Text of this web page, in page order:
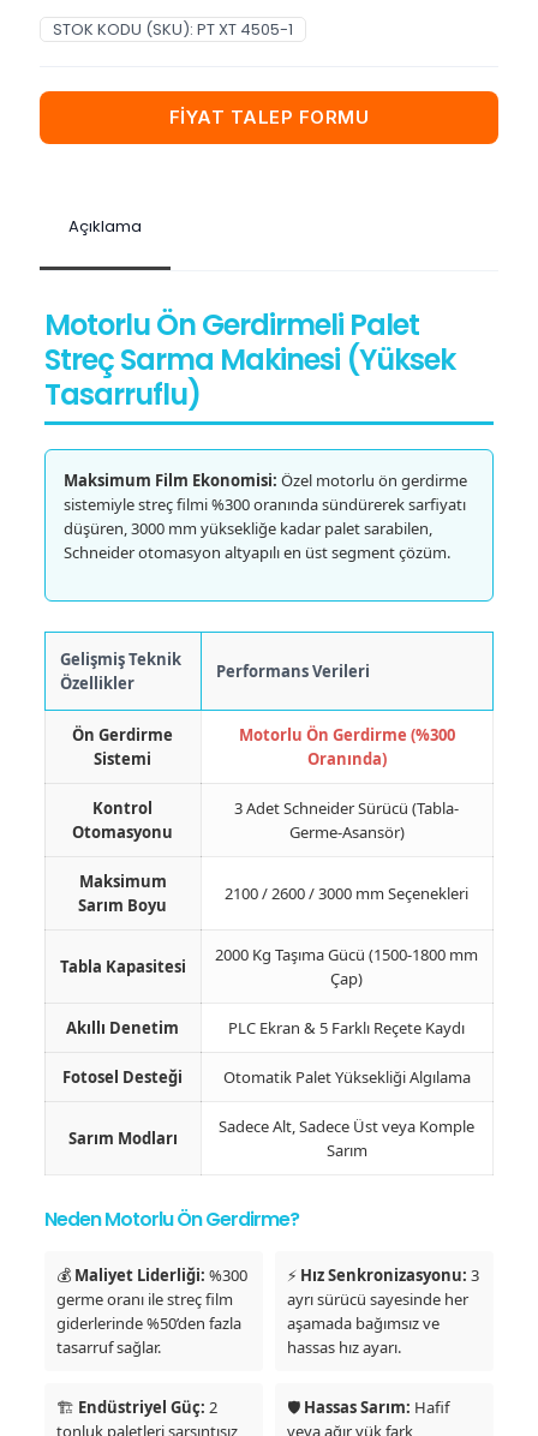
STOK KODU (SKU): PT XT 4505-1
FİYAT TALEP FORMU
Açıklama
Motorlu Ön Gerdirmeli Palet
Streç Sarma Makinesi (Yüksek
Tasarruflu)
Maksimum Film Ekonomisi: Özel motorlu ön gerdirme
sistemiyle streç filmi %300 oranında sündürerek sarfiyatı
düşüren, 3000 mm yüksekliğe kadar palet sarabilen,
Schneider otomasyon altyapılı en üst segment çözüm.
Gelişmiş Teknik
Özellikler
Performans Verileri
Ön Gerdirme
Sistemi
Motorlu Ön Gerdirme (%300
Oranında)
Kontrol
Otomasyonu
3 Adet Schneider Sürücü (Tabla-
Germe-Asansör)
Maksimum
Sarım Boyu
2100 / 2600 / 3000 mm Seçenekleri
Tabla Kapasitesi
2000 Kg Taşıma Gücü (1500-1800 mm
Çap)
Akıllı Denetim PLC Ekran & 5 Farklı Reçete Kaydı
Fotosel Desteği Otomatik Palet Yüksekliği Algılama
Sarım Modları
Sadece Alt, Sadece Üst veya Komple
Sarım
Neden Motorlu Ön Gerdirme?
💰 Maliyet Liderliği: %300
germe oranı ile streç film
giderlerinde %50’den fazla
tasarruf sağlar.
⚡ Hız Senkronizasyonu: 3
ayrı sürücü sayesinde her
aşamada bağımsız ve
hassas hız ayarı.
🏗️ Endüstriyel Güç: 2
tonluk paletleri sarsıntısız
🛡️ Hassas Sarım: Hafif
veya ağır yük fark